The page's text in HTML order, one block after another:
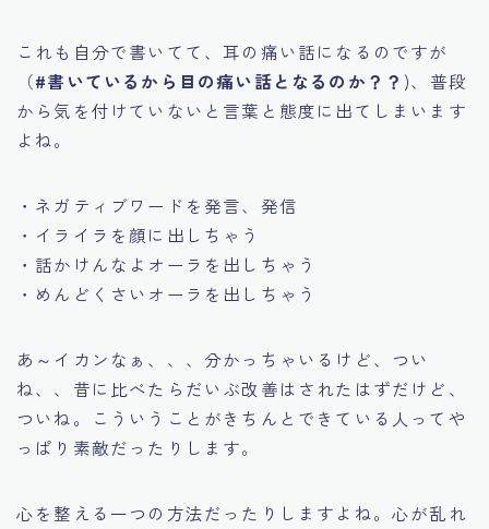
これも自分で書いてて、耳の痛い話になるのですが
（#書いているから目の痛い話となるのか？？ )、普段
から気を付けていないと言葉と態度に出てしまいます
よね。
・ネガティブワードを発言、発信
・イライラを顔に出しちゃう
・話かけんなよオーラを出しちゃう
・めんどくさいオーラを出しちゃう
あ～イカンなぁ、、、分かっちゃいるけど、つい
ね、、昔に比べたらだいぶ改善はされたはずだけど、
ついね。こういうことがきちんとできている人ってや
っぱり素敵だったりします。
心を整える一つの方法だったりしますよね。心が乱れ